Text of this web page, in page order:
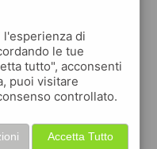
a te e tutti i
vicino a te
di
le tue
tutto", acconsenti
puoi visitare
controllato.
Accetta Tutto